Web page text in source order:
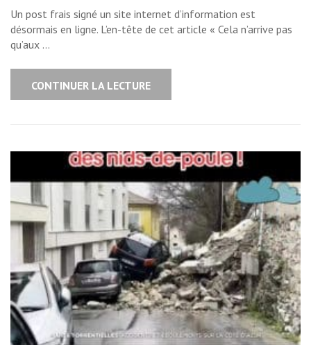
Un post frais signé un site internet d’information est
désormais en ligne. L’en-tête de cet article « Cela n’arrive pas
qu’aux …
CONTINUER LA LECTURE